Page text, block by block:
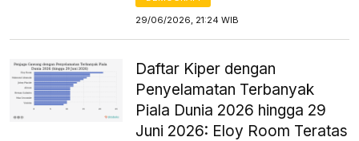
29/06/2026, 21:24 WIB
Daftar Kiper dengan
Penyelamatan Terbanyak
Piala Dunia 2026 hingga 29
Juni 2026: Eloy Room Teratas